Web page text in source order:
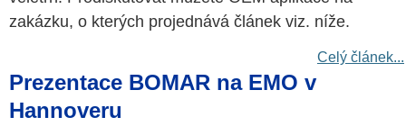
zakázku, o kterých projednává článek viz. níže.
Celý článek...
Prezentace BOMAR na EMO v
Hannoveru